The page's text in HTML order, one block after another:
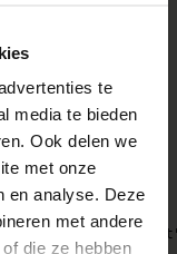
te
media te bieden
Ook delen we
met onze
en analyse. Deze
met andere
die ze hebben
van de site is
identificeren
als bounce
door een
die een